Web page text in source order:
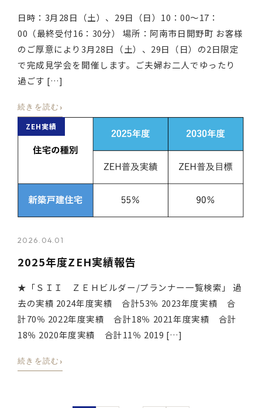
日時：3月28日（土）、29日（日）10：00～17：
00（最終受付16：30分） 場所：阿南市日開野町 お客様
のご厚意により3月28日（土）、29日（日）の2日限定
で完成見学会を開催します。ご夫婦お二人でゆったり
過ごす […]
続きを読む ›
ZEH実績
2026.04.01
2025年度ZEH実績報告
★「ＳＩＩ ＺＥＨビルダー/プランナー一覧検索」 過
去の実績 2024年度実績 合計53％ 2023年度実績 合
計70％ 2022年度実績 合計18％ 2021年度実績 合計
18％ 2020年度実績 合計11％ 2019 […]
続きを読む ›